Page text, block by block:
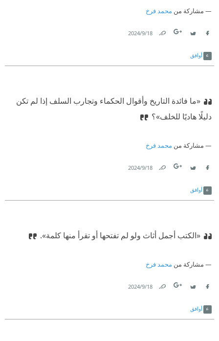
مشاركة من محمد فرخ
18‏/9‏/2024
أوافق
«ما فائدة التاريخ وأقوال الحكماء وتجارب السلف إذا لم تكن
دليلًا هاديًا للخلف»؟
مشاركة من محمد فرخ
18‏/9‏/2024
أوافق
«الكتب أجمل أثاث ولو لم تفتحها أو تقرأ منها كلمة».
مشاركة من محمد فرخ
18‏/9‏/2024
أوافق